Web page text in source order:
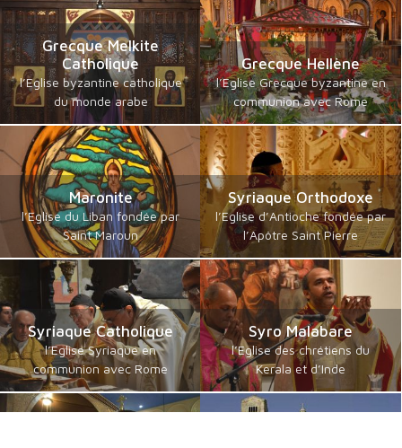
Grecque Melkite
Catholique
l’Eglise byzantine catholique
du monde arabe
Grecque Hellène
l’Eglise Grecque byzantine en
communion avec Rome
Maronite
l’Eglise du Liban fondée par
Saint Maroun
Syriaque Orthodoxe
l’Eglise d’Antioche fondée par
l’Apôtre Saint Pierre
Syriaque Catholique
l’Eglise Syriaque en
communion avec Rome
Syro Malabare
l’Eglise des chrétiens du
Kerala et d’Inde